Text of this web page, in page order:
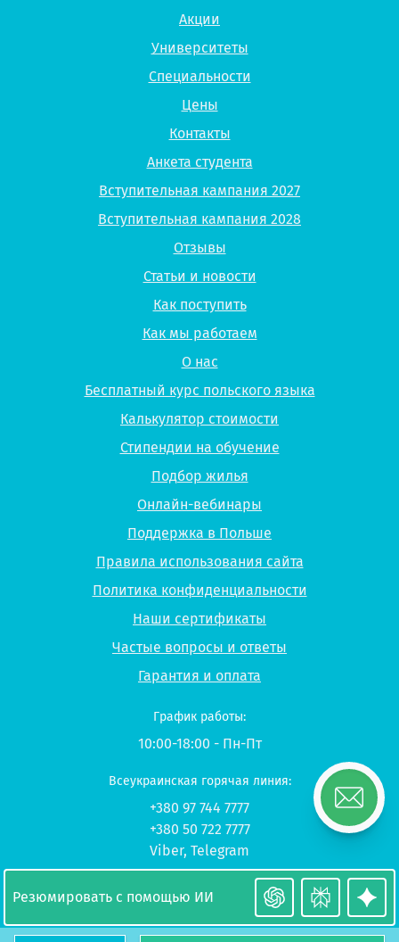
Акции
Университеты
Специальности
Цены
Контакты
Анкета студента
Вступительная кампания 2027
Вступительная кампания 2028
Отзывы
Статьи и новости
Как поступить
Как мы работаем
О нас
Бесплатный курс польского языка
Калькулятор стоимости
Стипендии на обучение
Подбор жилья
Онлайн-вебинары
Поддержка в Польше
Правила использования сайта
Политика конфиденциальности
Наши сертификаты
Частые вопросы и ответы
Гарантия и оплата
© 2026 UP-STUDY «Учеба в Польше»
График работы:
10:00-18:00 - Пн-Пт
Всеукраинская горячая линия:
+380 97 744 7777
+380 50 722 7777
Viber, Telegram
Резюмировать с помощью ИИ